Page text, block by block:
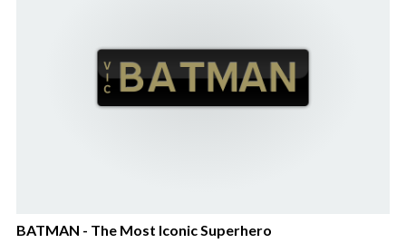
BATMAN - The Most Iconic Superhero